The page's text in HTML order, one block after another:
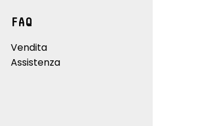
FAQ
Vendita
Assistenza